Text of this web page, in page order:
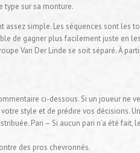
type sur sa monture.
assez simple. Les séquences sont
de gagner plus facilement juste en
Van Der Linde se soit séparé. À
ci-dessous. Si un joueur ne
style et de prédire vos décisions.
Pari – Si aucun pari n’a été
des pros chevronnés.